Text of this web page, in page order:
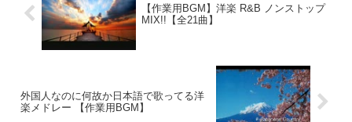
【作業用BGM】洋楽 R&B ノンストップ
MIX!!【全21曲】
外国人なのに何故か日本語で歌ってる洋
楽メドレー 【作業用BGM】